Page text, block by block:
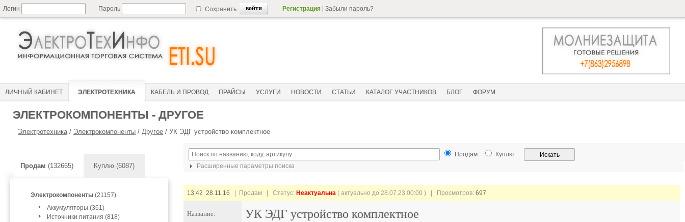
Логин Пароль Сохранить Регистрация Забыли пароль?
ЛИЧНЫЙ КАБИНЕТ ЭЛЕКТРОТЕХНИКА КАБЕЛЬ И ПРОВОД ПРАЙСЫ УСЛУГИ НОВОСТИ СТАТЬИ КАТАЛОГ УЧАСТНИКОВ БЛОГ ФОРУМ
ЭЛЕКТРОКОМПОНЕНТЫ - ДРУГОЕ
Электротехника/ Электрокомпоненты / Другое / УК ЭДГ устройство комплектное
Продам (132665) Куплю (6087)
Электрокомпоненты (21157)
Аккумуляторы (361)
Источники питания (818)
Продам
Куплю
Расширенные параметры поиска
13:42 28.11.16 | Продам | Статус: Неактуальна ( актуально до 28.07.23 00:00 ) | Просмотров: 697
Название: УК ЭДГ устройство комплектное